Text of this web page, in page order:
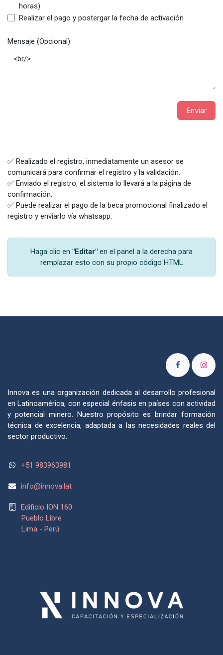
horas)
Realizar el pago y postergar la fecha de activación
Mensaje (Opcional)
Enviar
✅ Realizado el registro, inmediatamente un asesor se
comunicará para confirmar el registro y la validación.
✅ Enviado el registro, el sistema lo llevará a la página de
confirmación.
✅ Puede realizar el pago de la beca promocional finalizado el
registro y enviarlo vía whatsapp.
Haga clic en "Editar" en el panel a la derecha para
remplazar esto con su propio código HTML
Innova es una organización dedicada al desarrollo profesional
en Latinoamérica, con especial énfasis en países con actividad
y potencial minero. Nuestro propósito es brindar formación
técnica de excelencia, adaptada a las necesidades reales del
sector productivo.
+51 983963981
info@innova.lat
Edificio ION 160
Pueblo Libre
Lima - Perú